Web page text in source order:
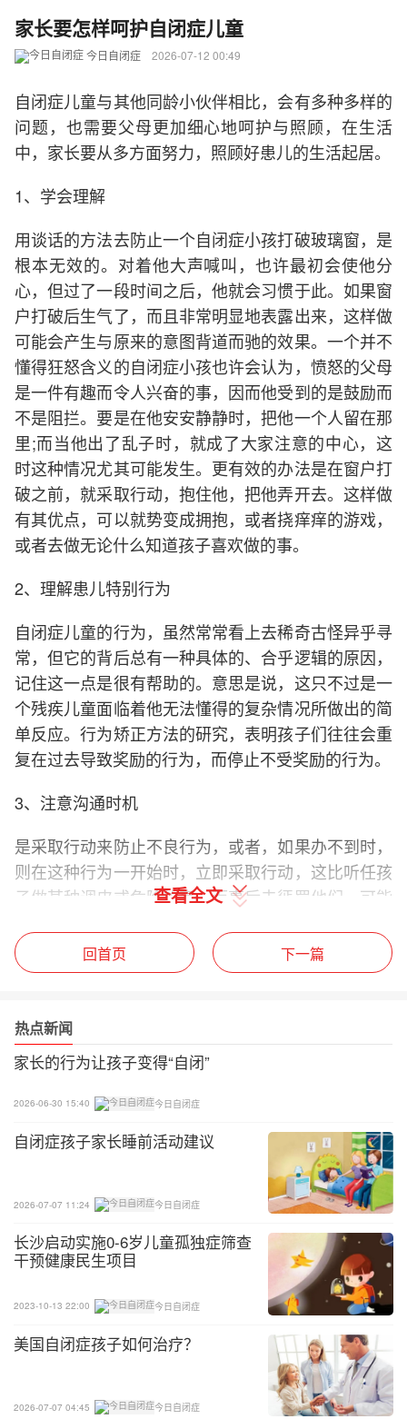
家长要怎样呵护自闭症儿童
今日自闭症 2026-07-12 00:49
自闭症儿童与其他同龄小伙伴相比，会有多种多样的
问题，也需要父母更加细心地呵护与照顾，在生活
中，家长要从多方面努力，照顾好患儿的生活起居。
1、学会理解
用谈话的方法去防止一个自闭症小孩打破玻璃窗，是
根本无效的。对着他大声喊叫，也许最初会使他分
心，但过了一段时间之后，他就会习惯于此。如果窗
户打破后生气了，而且非常明显地表露出来，这样做
可能会产生与原来的意图背道而驰的效果。一个并不
懂得狂怒含义的自闭症小孩也许会认为，愤怒的父母
是一件有趣而令人兴奋的事，因而他受到的是鼓励而
不是阻拦。要是在他安安静静时，把他一个人留在那
里;而当他出了乱子时，就成了大家注意的中心，这
时这种情况尤其可能发生。更有效的办法是在窗户打
破之前，就采取行动，抱住他，把他弄开去。这样做
有其优点，可以就势变成拥抱，或者挠痒痒的游戏，
或者去做无论什么知道孩子喜欢做的事。
2、理解患儿特别行为
自闭症儿童的行为，虽然常常看上去稀奇古怪异乎寻
常，但它的背后总有一种具体的、合乎逻辑的原因，
记住这一点是很有帮助的。意思是说，这只不过是一
个残疾儿童面临着他无法懂得的复杂情况所做出的简
单反应。行为矫正方法的研究，表明孩子们往往会重
复在过去导致奖励的行为，而停止不受奖励的行为。
3、注意沟通时机
是采取行动来防止不良行为，或者，如果办不到时，
则在这种行为一开始时，立即采取行动，这比听任孩
子做某种调皮或危险的事，而事后去惩罚他们，可能
的乐趣，惩罚就没有什么意义了。许多父母发现，他
们的孩子在做了某种错事之后，并没有被拍一巴掌所
作为某种行为的例行后果。心理学家说，奇怪的是在
这种情况下，这一巴掌起到了奖励的作用。另一个问
题是，对言语理解很差的儿童，很容易搞不清楚他们
的父母表示不赞同的理由。
4、 改善患儿刻板行为
尽量帮他找到他感兴趣的事物活动，多用其他的活动
或玩具来吸引他的注意力，不要让他无所事事，以免
他觉得太无聊，一直重复同样动作。另外，让这些重
复的动作加以意义化，也是改善刻板化行为的方法之
一，例如：如果孩子喜欢转东西，你可以教他玩陀
螺;如果孩子喜欢摇晃身体，你可以放音乐，让他用
不同的方式随着音乐摇摆身体。
查看全文
回首页 下一篇
热点新闻
家长的行为让孩子变得“自闭”
2026-06-30 15:40 今日自闭症
自闭症孩子家长睡前活动建议
2026-07-07 11:24 今日自闭症
长沙启动实施0-6岁儿童孤独症筛查
干预健康民生项目
2023-10-13 22:00 今日自闭症
美国自闭症孩子如何治疗？
2026-07-07 04:45 今日自闭症